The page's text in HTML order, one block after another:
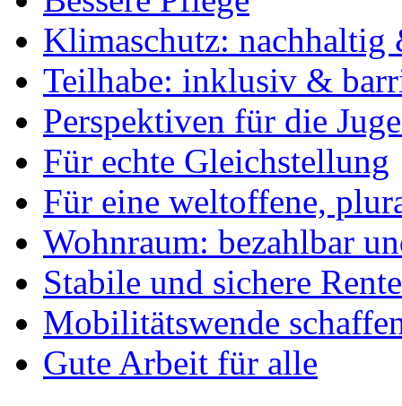
Klimaschutz: nachhaltig
Teilhabe: inklusiv &
Perspektiven für die
Für echte Gleichstellung
Für eine weltoffene,
Wohnraum: bezahlbar
Stabile und sichere
Mobilitätswende
Gute Arbeit für alle